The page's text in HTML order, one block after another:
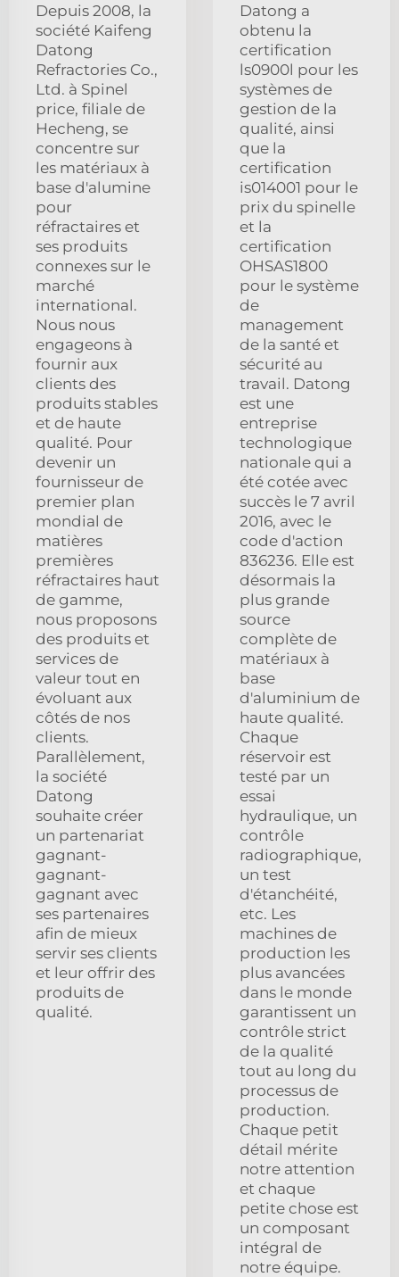
Depuis 2008, la
société Kaifeng
Datong
Refractories Co.,
Ltd. à Spinel
price, filiale de
Hecheng, se
concentre sur
les matériaux à
base d'alumine
pour
réfractaires et
ses produits
connexes sur le
marché
international.
Nous nous
engageons à
fournir aux
clients des
produits stables
et de haute
qualité. Pour
devenir un
fournisseur de
premier plan
mondial de
matières
premières
réfractaires haut
de gamme,
nous proposons
des produits et
services de
valeur tout en
évoluant aux
côtés de nos
clients.
Parallèlement,
la société
Datong
souhaite créer
un partenariat
gagnant-
gagnant-
gagnant avec
ses partenaires
afin de mieux
servir ses clients
et leur offrir des
produits de
qualité.
Datong a
obtenu la
certification
ls0900l pour les
systèmes de
gestion de la
qualité, ainsi
que la
certification
is014001 pour le
prix du spinelle
et la
certification
OHSAS1800
pour le système
de
management
de la santé et
sécurité au
travail. Datong
est une
entreprise
technologique
nationale qui a
été cotée avec
succès le 7 avril
2016, avec le
code d'action
836236. Elle est
désormais la
plus grande
source
complète de
matériaux à
base
d'aluminium de
haute qualité.
Chaque
réservoir est
testé par un
essai
hydraulique, un
contrôle
radiographique,
un test
d'étanchéité,
etc. Les
machines de
production les
plus avancées
dans le monde
garantissent un
contrôle strict
de la qualité
tout au long du
processus de
production.
Chaque petit
détail mérite
notre attention
et chaque
petite chose est
un composant
intégral de
notre équipe.